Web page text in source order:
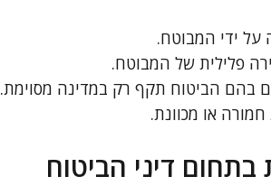
על ידי המבוטח.
פלילית של המבוטח.
בהם הביטוח תקף רק במדינה מסוימת.
או מכוונת.
דיני הביטוח